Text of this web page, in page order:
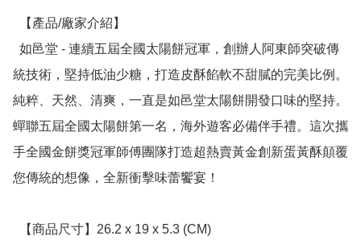
統技術，堅持低油少糖，打造皮酥餡軟不甜膩的完美比例。
純粹、天然、清爽，一直是如邑堂太陽餅開發口味的堅持。
蟬聯五屆全國太陽餅第一名，海外遊客必備伴手禮。這次攜
手全國金餅獎冠軍師傅團隊打造超熱賣黃金創新蛋黃酥顛覆
您傳統的想像，全新衝擊味蕾饗宴！